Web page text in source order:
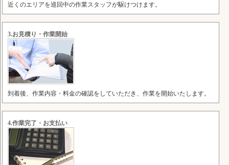
近くのエリアを巡回中の作業スタッフが駆けつけます。
3.お見積り・作業開始
到着後、作業内容・料金の確認をしていただき、作業を開始いたします。
4.作業完了・お支払い